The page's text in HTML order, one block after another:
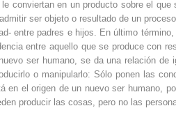
le conviertan en un producto sobre el
ser objeto o resultado de un
entre padres e hijos. En último
entre aquello que se produce con
ser humano, se da una relación
o manipularlo: Sólo ponen las
en el origen de un nuevo ser humano,
producir las cosas, pero no las